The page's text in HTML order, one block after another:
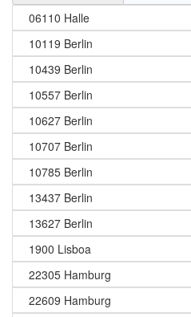
06110 Halle
10119 Berlin
10439 Berlin
10557 Berlin
10627 Berlin
10707 Berlin
10785 Berlin
13437 Berlin
13627 Berlin
1900 Lisboa
22305 Hamburg
22609 Hamburg